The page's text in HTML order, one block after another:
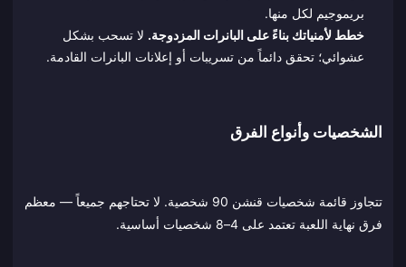
بريموجيم لكل منها.
خطط لأمنياتك بناءً على البانرات المزدوجة. لا تسحب بشكل
عشوائي؛ تحقق دائماً من تسريبات أو إعلانات البانرات القادمة.
الشخصيات وأنواع الفرق
تتجاوز قائمة شخصيات قنشن 90 شخصية. لا تحتاجهم جميعاً — معظم
فرق نهاية اللعبة تعتمد على 4–8 شخصيات أساسية.